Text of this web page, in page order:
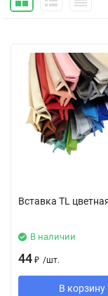
Вставка TL
В наличии
44 ₽ /шт.
В корзину